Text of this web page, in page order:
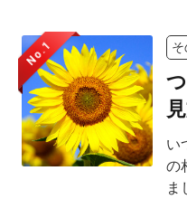
No.1
い
の
ま